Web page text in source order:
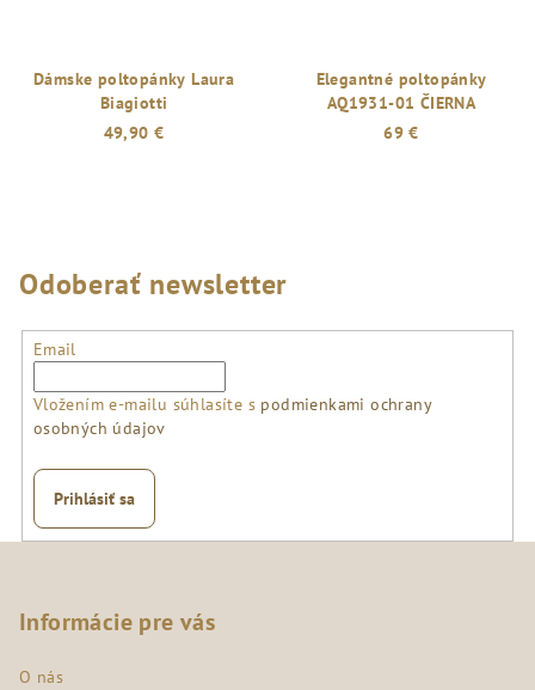
Dámske poltopánky Laura
Biagiotti
49,90 €
Elegantné poltopánky
AQ1931-01 ČIERNA
69 €
Odoberať newsletter
Email
Vložením e-mailu súhlasíte s podmienkami ochrany
osobných údajov
Prihlásiť sa
Informácie pre vás
O nás